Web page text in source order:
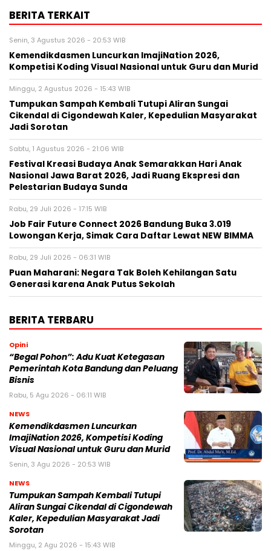
BERITA TERKAIT
Senin, 3 Agustus 2026 - 20:53 WIB
Kemendikdasmen Luncurkan ImajiNation 2026,
Kompetisi Koding Visual Nasional untuk Guru dan Murid
Minggu, 2 Agustus 2026 - 15:43 WIB
Tumpukan Sampah Kembali Tutupi Aliran Sungai
Cikendal di Cigondewah Kaler, Kepedulian Masyarakat
Jadi Sorotan
Sabtu, 1 Agustus 2026 - 21:06 WIB
Festival Kreasi Budaya Anak Semarakkan Hari Anak
Nasional Jawa Barat 2026, Jadi Ruang Ekspresi dan
Pelestarian Budaya Sunda
Rabu, 29 Juli 2026 - 17:15 WIB
Job Fair Future Connect 2026 Bandung Buka 3.019
Lowongan Kerja, Simak Cara Daftar Lewat NEW BIMMA
Rabu, 29 Juli 2026 - 06:31 WIB
Puan Maharani: Negara Tak Boleh Kehilangan Satu
Generasi karena Anak Putus Sekolah
BERITA TERBARU
Opini
“Begal Pohon”: Adu Kuat Ketegasan
Pemerintah Kota Bandung dan Peluang
Bisnis
Rabu, 5 Agu 2026 - 06:11 WIB
NEWS
Kemendikdasmen Luncurkan
ImajiNation 2026, Kompetisi Koding
Visual Nasional untuk Guru dan Murid
Senin, 3 Agu 2026 - 20:53 WIB
NEWS
Tumpukan Sampah Kembali Tutupi
Aliran Sungai Cikendal di Cigondewah
Kaler, Kepedulian Masyarakat Jadi
Sorotan
Minggu, 2 Agu 2026 - 15:43 WIB